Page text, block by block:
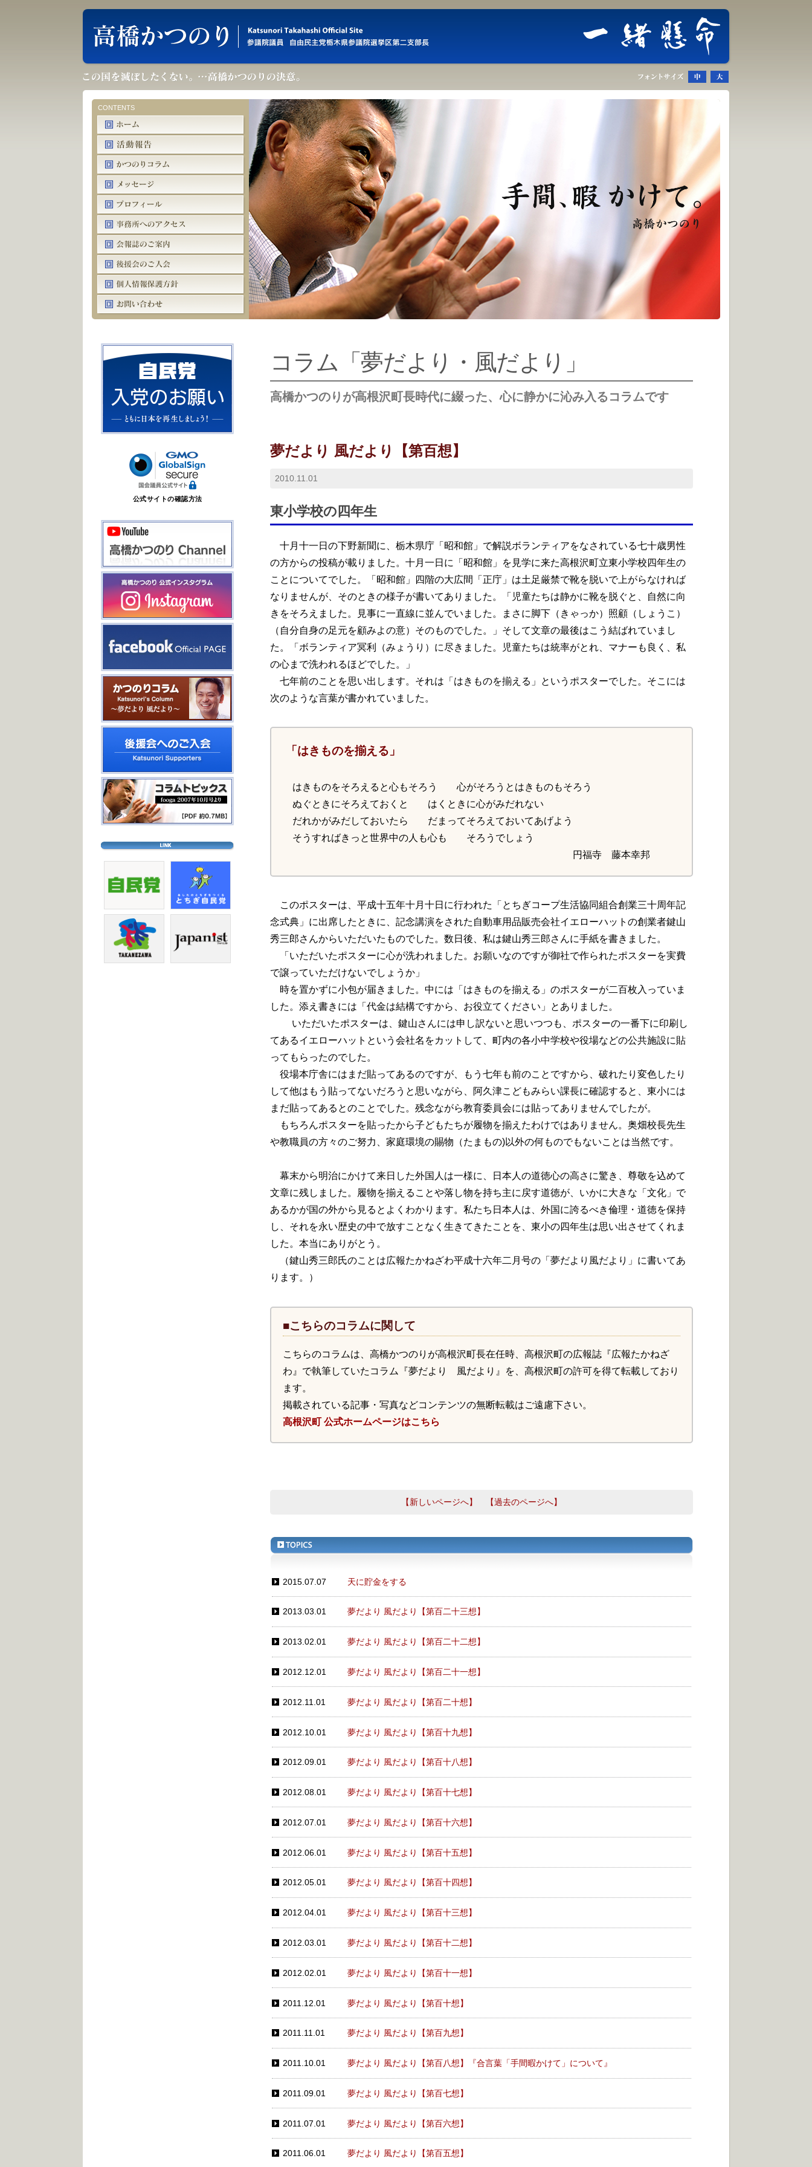
CONTENTS
コラム「夢だより・風だより」
高橋かつのりが高根沢町長時代に綴った、心に静かに沁み入るコラムです
夢だより 風だより【第百想】
2010.11.01
東小学校の四年生
十月十一日の下野新聞に、栃木県庁「昭和館」で解説ボランティアをなされている七十歳男性
の方からの投稿が載りました。十月一日に「昭和館」を見学に来た高根沢町立東小学校四年生の
ことについてでした。「昭和館」四階の大広間「正庁」は土足厳禁で靴を脱いで上がらなければ
なりませんが、そのときの様子が書いてありました。「児童たちは静かに靴を脱ぐと、自然に向
きをそろえました。見事に一直線に並んでいました。まさに脚下（きゃっか）照顧（しょうこ）
（自分自身の足元を顧みよの意）そのものでした。」そして文章の最後はこう結ばれていまし
た。「ボランティア冥利（みょうり）に尽きました。児童たちは統率がとれ、マナーも良く、私
の心まで洗われるほどでした。」
七年前のことを思い出します。それは「はきものを揃える」というポスターでした。そこには
次のような言葉が書かれていました。
「はきものを揃える」
はきものをそろえると心もそろう 心がそろうとはきものもそろう
ぬぐときにそろえておくと はくときに心がみだれない
だれかがみだしておいたら だまってそろえておいてあげよう
そうすればきっと世界中の人も心も そろうでしょう
円福寺 藤本幸邦
このポスターは、平成十五年十月十日に行われた「とちぎコープ生活協同組合創業三十周年記
念式典」に出席したときに、記念講演をされた自動車用品販売会社イエローハットの創業者鍵山
秀三郎さんからいただいたものでした。数日後、私は鍵山秀三郎さんに手紙を書きました。
「いただいたポスターに心が洗われました。お願いなのですが御社で作られたポスターを実費
で譲っていただけないでしょうか」
時を置かずに小包が届きました。中には「はきものを揃える」のポスターが二百枚入っていま
した。添え書きには「代金は結構ですから、お役立てください」とありました。
いただいたポスターは、鍵山さんには申し訳ないと思いつつも、ポスターの一番下に印刷し
てあるイエローハットという会社名をカットして、町内の各小中学校や役場などの公共施設に貼
ってもらったのでした。
役場本庁舎にはまだ貼ってあるのですが、もう七年も前のことですから、破れたり変色したり
して他はもう貼ってないだろうと思いながら、阿久津こどもみらい課長に確認すると、東小には
まだ貼ってあるとのことでした。残念ながら教育委員会には貼ってありませんでしたが。
もちろんポスターを貼ったから子どもたちが履物を揃えたわけではありません。奥畑校長先生
や教職員の方々のご努力、家庭環境の賜物（たまもの)以外の何ものでもないことは当然です。
幕末から明治にかけて来日した外国人は一様に、日本人の道徳心の高さに驚き、尊敬を込めて
文章に残しました。履物を揃えることや落し物を持ち主に戻す道徳が、いかに大きな「文化」で
あるかが国の外から見るとよくわかります。私たち日本人は、外国に誇るべき倫理・道徳を保持
し、それを永い歴史の中で放すことなく生きてきたことを、東小の四年生は思い出させてくれま
した。本当にありがとう。
（鍵山秀三郎氏のことは広報たかねざわ平成十六年二月号の「夢だより風だより」に書いてあ
ります。）
■こちらのコラムに関して
こちらのコラムは、高橋かつのりが高根沢町長在任時、高根沢町の広報誌『広報たかねざ
わ』で執筆していたコラム『夢だより 風だより』を、高根沢町の許可を得て転載しており
ます。
掲載されている記事・写真などコンテンツの無断転載はご遠慮下さい。
高根沢町 公式ホームページはこちら
【新しいページへ】 【過去のページへ】
2015.07.07 天に貯金をする
2013.03.01 夢だより 風だより【第百二十三想】
2013.02.01 夢だより 風だより【第百二十二想】
2012.12.01 夢だより 風だより【第百二十一想】
2012.11.01 夢だより 風だより【第百二十想】
2012.10.01 夢だより 風だより【第百十九想】
2012.09.01 夢だより 風だより【第百十八想】
2012.08.01 夢だより 風だより【第百十七想】
2012.07.01 夢だより 風だより【第百十六想】
2012.06.01 夢だより 風だより【第百十五想】
2012.05.01 夢だより 風だより【第百十四想】
2012.04.01 夢だより 風だより【第百十三想】
2012.03.01 夢だより 風だより【第百十二想】
2012.02.01 夢だより 風だより【第百十一想】
2011.12.01 夢だより 風だより【第百十想】
2011.11.01 夢だより 風だより【第百九想】
2011.10.01 夢だより 風だより【第百八想】『合言葉「手間暇かけて」について』
2011.09.01 夢だより 風だより【第百七想】
2011.07.01 夢だより 風だより【第百六想】
2011.06.01 夢だより 風だより【第百五想】
公式サイトの確認方法